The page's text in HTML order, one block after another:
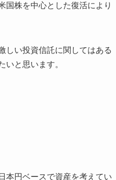
国株を中心とした復活により
しい投資信託に関してはある
と思います。
本円ベースで資産を考えてい